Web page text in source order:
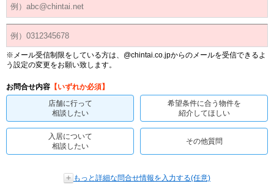
※メール受信制限をしている方は、@chintai.co.jpからのメールを受信できるよ
う設定の変更をお願い致します。
お問合せ内容 【いずれか必須】
店舗に行って
相談したい
希望条件に合う物件を
紹介してほしい
入居について
相談したい
その他質問
もっと詳細な問合せ情報を入力する(任意)